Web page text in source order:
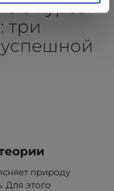
курсы к
три
природу
Для этого